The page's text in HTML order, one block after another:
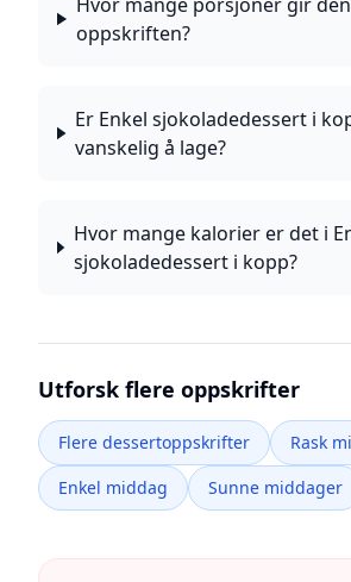
oppskriften?
Er Enkel sjokoladedessert i
vanskelig å lage?
Hvor mange kalorier er det i
sjokoladedessert i kopp?
Utforsk flere oppskrifter
Flere dessertoppskrifter
Rask
Enkel middag
Sunne middager